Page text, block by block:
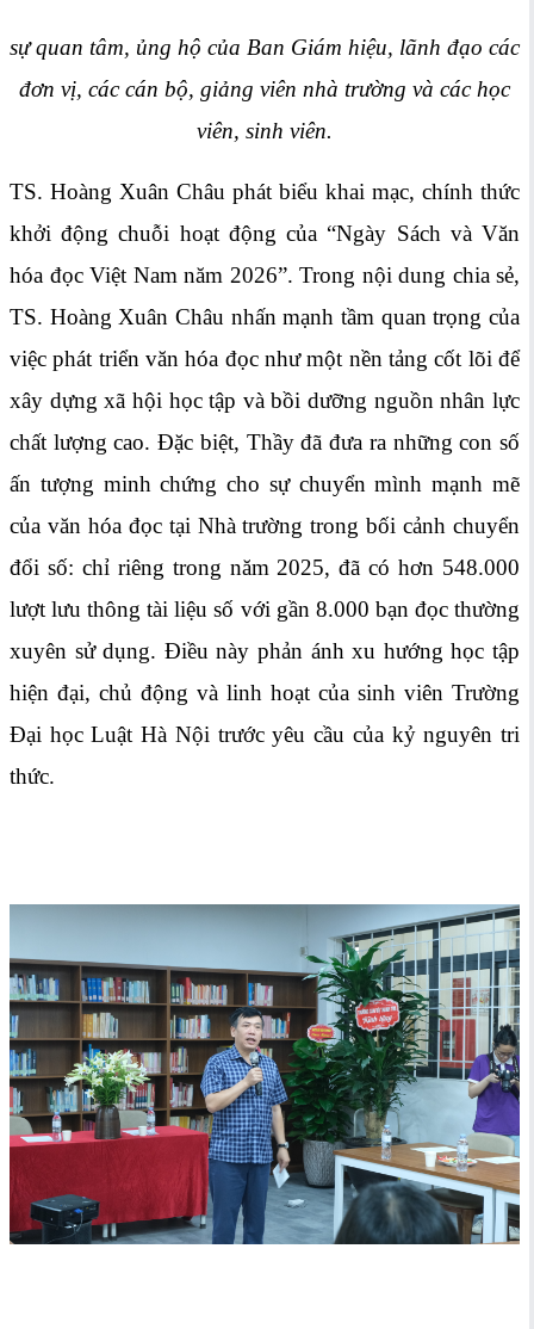
sự quan tâm, ủng hộ của Ban Giám hiệu, lãnh đạo các
đơn vị, các cán bộ, giảng viên nhà trường và các học
viên, sinh viên.
TS. Hoàng Xuân Châu phát biểu khai mạc, chính thức
khởi động chuỗi hoạt động của “Ngày Sách và Văn
hóa đọc Việt Nam năm 2026”. Trong nội dung chia sẻ,
TS. Hoàng Xuân Châu nhấn mạnh tầm quan trọng của
việc phát triển văn hóa đọc như một nền tảng cốt lõi để
xây dựng xã hội học tập và bồi dưỡng nguồn nhân lực
chất lượng cao. Đặc biệt, Thầy đã đưa ra những con số
ấn tượng minh chứng cho sự chuyển mình mạnh mẽ
của văn hóa đọc tại Nhà trường trong bối cảnh chuyển
đổi số: chỉ riêng trong năm 2025, đã có hơn 548.000
lượt lưu thông tài liệu số với gần 8.000 bạn đọc thường
xuyên sử dụng. Điều này phản ánh xu hướng học tập
hiện đại, chủ động và linh hoạt của sinh viên Trường
Đại học Luật Hà Nội trước yêu cầu của kỷ nguyên tri
thức.